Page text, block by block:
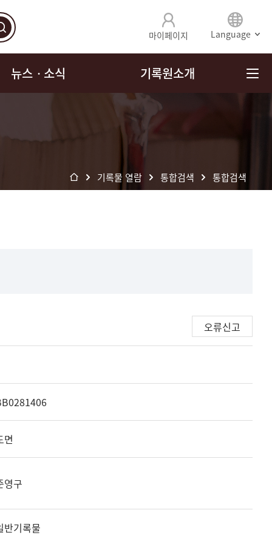
마이페이지 Language
뉴스ㆍ소식 기록원소개
기록물 열람 통합검색 통합검색
오류신고
면
영구
반기록물